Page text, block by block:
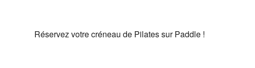
Réservez votre créneau de Pilates sur Paddle !